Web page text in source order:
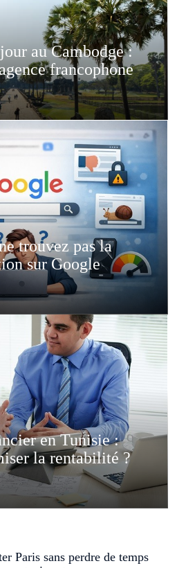
au Cambodge :
francophone
trouvez pas la
sur Google
en Tunisie :
la rentabilité ?
Paris sans perdre de temps